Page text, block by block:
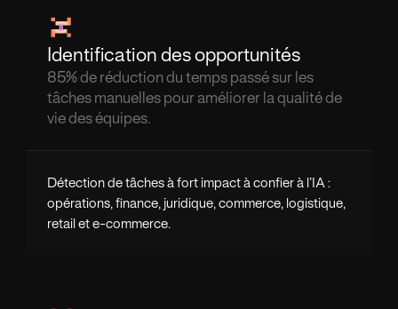
Identification des opportunités
85% de réduction du temps passé sur les
tâches manuelles pour améliorer la qualité de
vie des équipes.
Détection de tâches à fort impact à confier à l’IA :
opérations, finance, juridique, commerce, logistique,
retail et e-commerce.